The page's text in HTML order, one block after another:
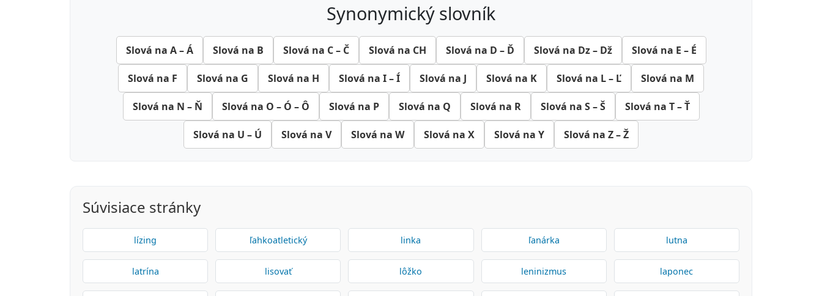
synonymický slovník
Slová na A – Á Slová na B Slová na C – Č Slová na CH Slová na D – Ď Slová na Dz – Dž Slová na E – É
Slová na F Slová na G Slová na H Slová na I – Í Slová na J Slová na K Slová na L – Ľ Slová na M
Slová na N – Ň Slová na O – Ó – Ô Slová na P Slová na Q Slová na R Slová na S – Š Slová na T – Ť
Slová na U – Ú Slová na V Slová na W Slová na X Slová na Y Slová na Z – Ž
Súvisiace stránky
lízing ľahkoatletický linka ľanárka lutna
latrína lisovať lôžko leninizmus laponec